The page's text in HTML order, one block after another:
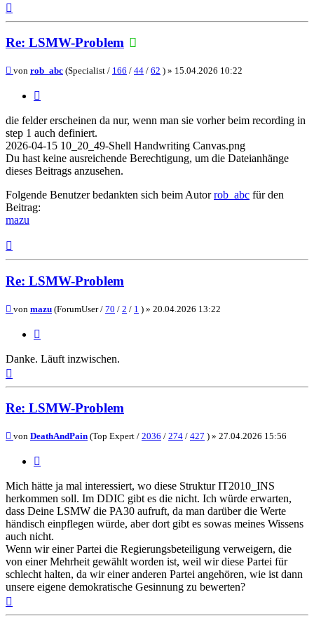
Re: LSMW-Problem
Beitrag
von rob_abc (Specialist / 166 / 44 / 62 ) » 15.04.2026 10:22
die felder erscheinen da nur, wenn man sie vorher beim recording in
step 1 auch definiert.
2026-04-15 10_20_49-Shell Handwriting Canvas.png
Du hast keine ausreichende Berechtigung, um die Dateianhänge
dieses Beitrags anzusehen.
Folgende Benutzer bedankten sich beim Autorrob_abc für den
Beitrag:
mazu
Re: LSMW-Problem
Beitrag
von mazu (ForumUser / 70 / 2 / 1 ) » 20.04.2026 13:22
Danke. Läuft inzwischen.
Re: LSMW-Problem
Beitrag
von DeathAndPain (Top Expert / 2036 / 274 / 427 ) » 27.04.2026 15:56
Mich hätte ja mal interessiert, wo diese Struktur IT2010_INS
herkommen soll. Im DDIC gibt es die nicht. Ich würde erwarten,
dass Deine LSMW die PA30 aufruft, da man darüber die Werte
händisch einpflegen würde, aber dort gibt es sowas meines Wissens
auch nicht.
Wenn wir einer Partei die Regierungsbeteiligung verweigern, die
von einer Mehrheit gewählt worden ist, weil wir diese Partei für
schlecht halten, da wir einer anderen Partei angehören, wie ist dann
unsere eigene demokratische Gesinnung zu bewerten?